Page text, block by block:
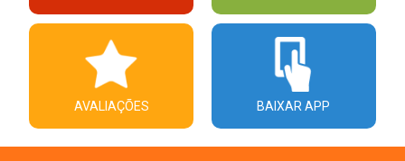
AVALIAÇÕES BAIXAR APP